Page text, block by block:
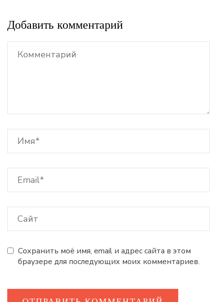
Добавить комментарий
Сохранить моё имя, email и адрес сайта в этом
браузере для последующих моих комментариев.